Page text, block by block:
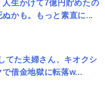
人生かけて7億円貯めたの
ぬかも。もっと素直に...
てた夫婦さん、キオクシ
で借金地獄に転落w...